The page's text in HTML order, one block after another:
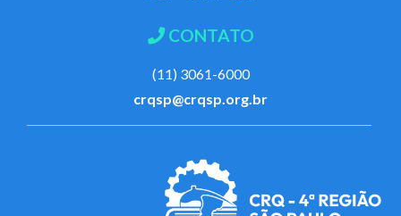
CONTATO
(11) 3061-6000
crqsp@crqsp.org.br